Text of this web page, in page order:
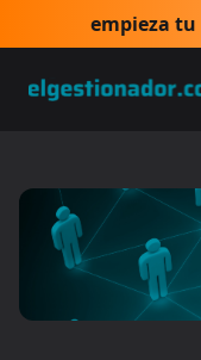
empieza tu